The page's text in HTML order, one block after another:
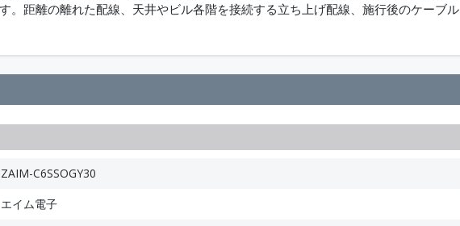
。距離の離れた配線、天井やビル各階を接続する立ち上げ配線、施行後のケーブル
ZAIM-C6SSOGY30
エイム電子